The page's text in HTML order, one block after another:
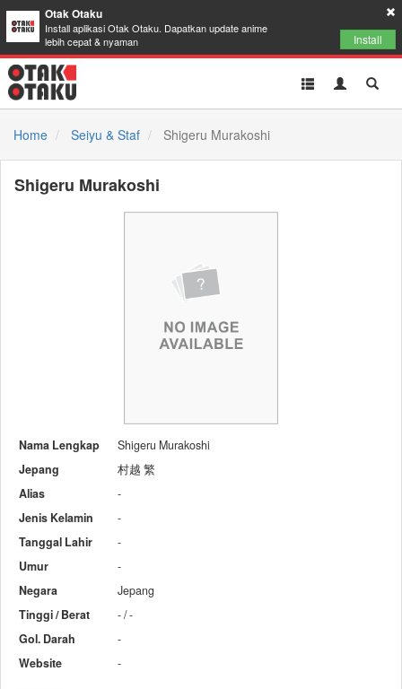
Otak Otaku
Install aplikasi Otak Otaku. Dapatkan update anime
lebih cepat & nyaman
Install
Toggle
Toggle
Home
Seiyu & Staf Shigeru Murakoshi
Shigeru Murakoshi
Nama Lengkap
Shigeru Murakoshi
Jepang
村越 繁
Alias
-
Jenis Kelamin
-
Tanggal Lahir
-
Umur
-
Negara
Jepang
Tinggi / Berat
- / -
Gol. Darah
-
Website
-